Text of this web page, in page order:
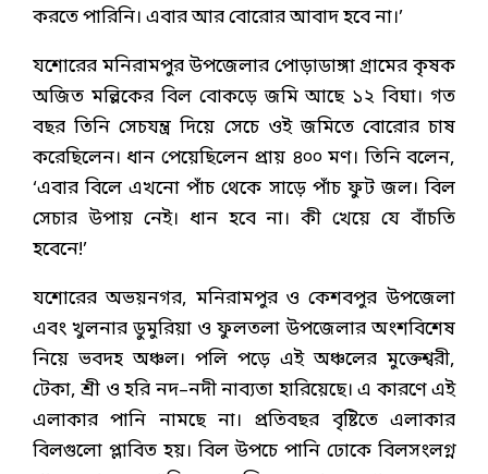
করতে পারিনি। এবার আর বোরোর আবাদ হবে না।’
যশোরের মনিরামপুর উপজেলার পোড়াডাঙ্গা গ্রামের কৃষক
অজিত মল্লিকের বিল বোকড়ে জমি আছে ১২ বিঘা। গত
বছর তিনি সেচযন্ত্র দিয়ে সেচে ওই জমিতে বোরোর চাষ
করেছিলেন। ধান পেয়েছিলেন প্রায় ৪০০ মণ। তিনি বলেন,
‘এবার বিলে এখনো পাঁচ থেকে সাড়ে পাঁচ ফুট জল। বিল
সেচার উপায় নেই। ধান হবে না। কী খেয়ে যে বাঁচতি
হবেনে!’
যশোরের অভয়নগর, মনিরামপুর ও কেশবপুর উপজেলা
এবং খুলনার ডুমুরিয়া ও ফুলতলা উপজেলার অংশবিশেষ
নিয়ে ভবদহ অঞ্চল। পলি পড়ে এই অঞ্চলের মুক্তেশ্বরী,
টেকা, শ্রী ও হরি নদ–নদী নাব্যতা হারিয়েছে। এ কারণে এই
এলাকার পানি নামছে না। প্রতিবছর বৃষ্টিতে এলাকার
বিলগুলো প্লাবিত হয়। বিল উপচে পানি ঢোকে বিলসংলগ্ন